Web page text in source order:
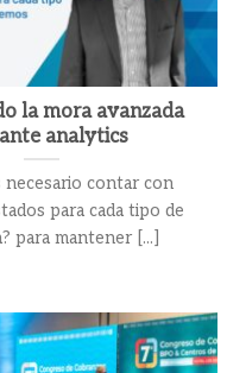
la mora avanzada
analytics
necesario contar con
para cada tipo de
para mantener [...]